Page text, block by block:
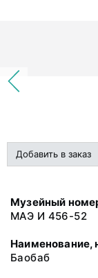
Добавить в заказ
Музейный
МАЭ И 456-52
Наименование,
Баобаб